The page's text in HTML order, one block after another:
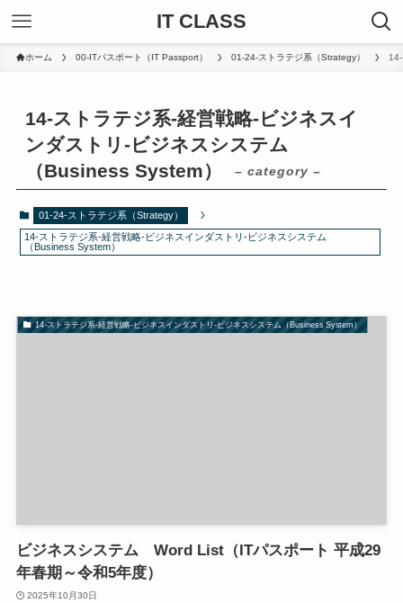
IT CLASS
ホーム 00-ITパスポート（IT Passport） 01-24-ストラテジ系（Strategy）
14-ストラテジ系-経営戦略-ビジネスイ
ンダストリ-ビジネスシステム
（Business System）
– category –
01-24-ストラテジ系（Strategy）
14-ストラテジ系-経営戦略-ビジネスインダストリ-ビジネスシステム
（Business System）
14-ストラテジ系-経営戦略-ビジネスインダストリ-ビジネスシステム（Business System）
ビジネスシステム Word List（ITパスポート 平成29
年春期～令和5年度）
2025年10月30日